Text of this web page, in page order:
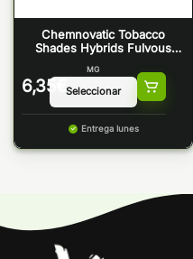
Chemnovatic Tobacco
Shades Hybrids Fulvous
6,35 €
MG
Entrega lunes